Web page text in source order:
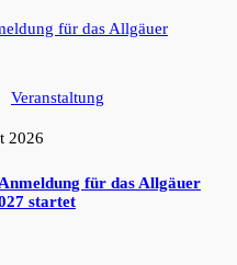
Veranstaltung
2026
für das Allgäuer
startet